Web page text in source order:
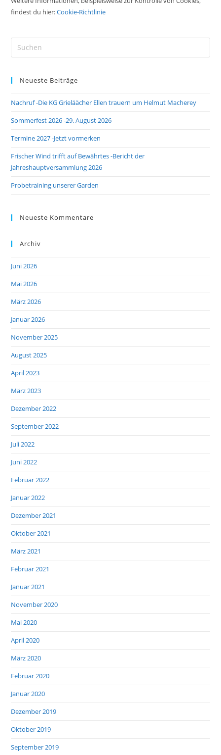
findest du hier:Cookie-Richtlinie
Neueste Beiträge
Nachruf -Die KG Grieläächer Ellen trauern um Helmut Macherey
Sommerfest 2026 -29. August 2026
Termine 2027 -Jetzt vormerken
Frischer Wind trifft auf Bewährtes -Bericht der
Jahreshauptversammlung 2026
Probetraining unserer Garden
Neueste Kommentare
Archiv
Juni 2026
Mai 2026
März 2026
Januar 2026
November 2025
August 2025
April 2023
März 2023
Dezember 2022
September 2022
Juli 2022
Juni 2022
Februar 2022
Januar 2022
Dezember 2021
Oktober 2021
März 2021
Februar 2021
Januar 2021
November 2020
Mai 2020
April 2020
März 2020
Februar 2020
Januar 2020
Dezember 2019
Oktober 2019
September 2019